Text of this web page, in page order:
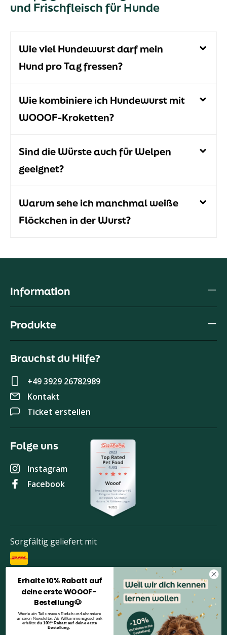
und Frischfleisch für Hunde
Wie viel Hundewurst darf mein
Hund pro Tag fressen?
Wie kombiniere ich Hundewurst mit
WOOOF-Kroketten?
Sind die Würste auch für Welpen
geeignet?
Warum sehe ich manchmal weiße
Flöckchen in der Wurst?
Folge uns
Instagram
Facebook
Information
Produkte
Brauchst du Hilfe?
+49 3929 26782989
Kontakt
Ticket erstellen
Sorgfältig geliefert mit
Bezahlen Sie sicher mit
Erhalte 10% Rabatt auf
deine erste WOOOF-
Bestellung🐶
Werde ein Teil unseres Rudels und abonniere
unseren Newsletter. Als Willkommensgeschenk
erhältst du 10%* Rabatt auf deine erste
Bestellung.